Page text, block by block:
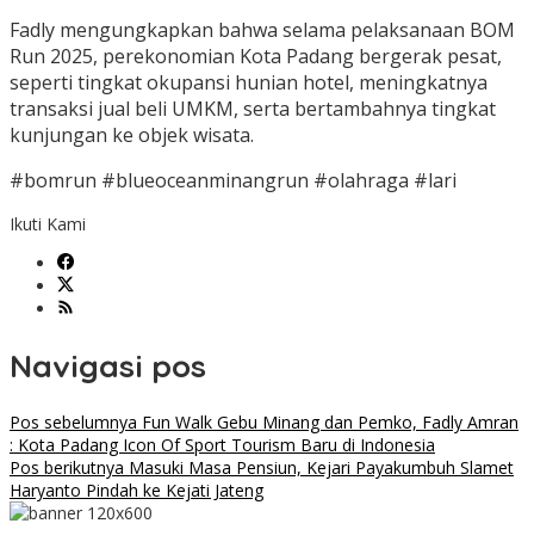
Fadly mengungkapkan bahwa selama pelaksanaan BOM
Run 2025, perekonomian Kota Padang bergerak pesat,
seperti tingkat okupansi hunian hotel, meningkatnya
transaksi jual beli UMKM, serta bertambahnya tingkat
kunjungan ke objek wisata.
#bomrun #blueoceanminangrun #olahraga #lari
Ikuti Kami
Navigasi pos
Pos sebelumnya Fun Walk Gebu Minang dan Pemko, Fadly Amran
: Kota Padang Icon Of Sport Tourism Baru di Indonesia
Pos berikutnya Masuki Masa Pensiun, Kejari Payakumbuh Slamet
Haryanto Pindah ke Kejati Jateng